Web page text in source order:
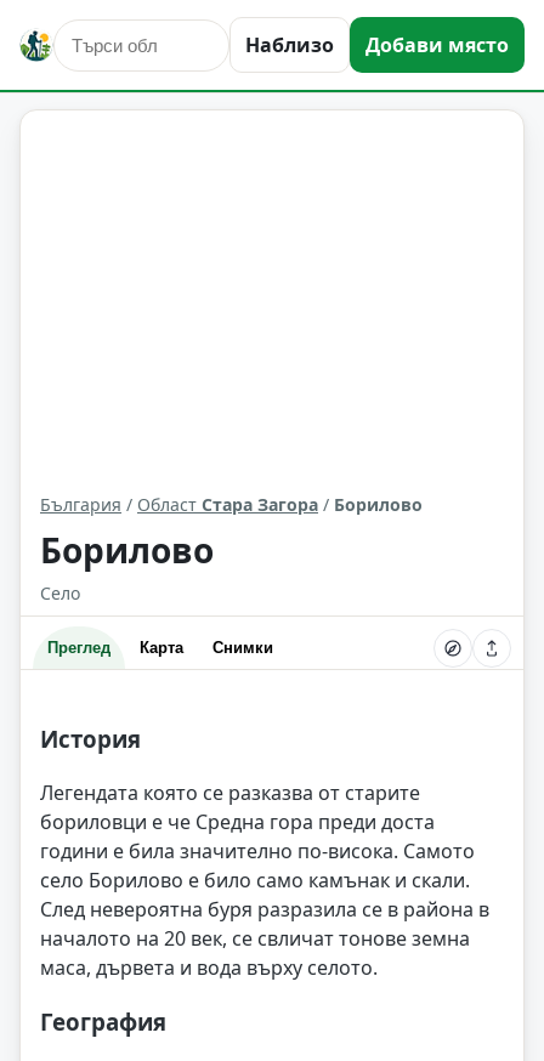
Наблизо Добави място
Борилово Област: Стара Загора
България / Област Стара Загора / Борилово
Борилово
Село
Преглед Карта Снимки
История
Легендата която се разказва от старите
бориловци е че Средна гора преди доста
години е била значително по-висока. Самото
село Борилово е било само камънак и скали.
След невероятна буря разразила се в района в
началото на 20 век, се свличат тонове земна
маса, дървета и вода върху селото.
География